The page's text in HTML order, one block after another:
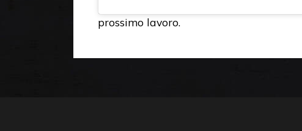
prossimo lavoro.